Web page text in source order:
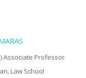
Associate Professor
Law School